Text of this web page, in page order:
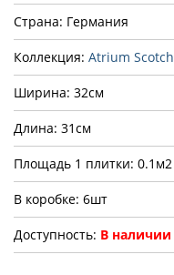
Страна: Германия
Коллекция: Atrium Scotch
Ширина: 32см
Длина: 31см
Площадь 1 плитки: 0.1м2
В коробке: 6шт
Доступность: В наличии